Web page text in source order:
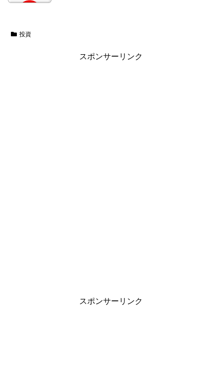
投資
スポンサーリンク
スポンサーリンク